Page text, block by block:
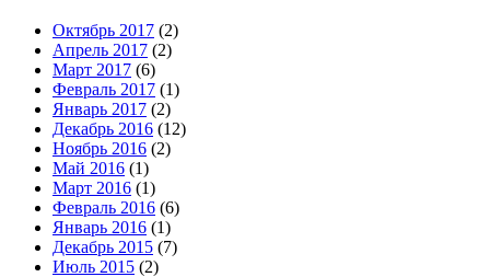
Октябрь 2017 (2)
Апрель 2017 (2)
Март 2017 (6)
Февраль 2017 (1)
Январь 2017 (2)
Декабрь 2016 (12)
Ноябрь 2016 (2)
Май 2016 (1)
Март 2016 (1)
Февраль 2016 (6)
Январь 2016 (1)
Декабрь 2015 (7)
Июль 2015 (2)